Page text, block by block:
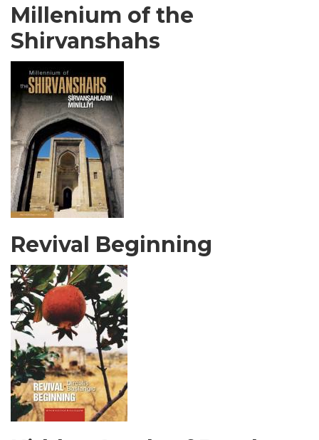
Millenium of the
Shirvanshahs
Revival Beginning